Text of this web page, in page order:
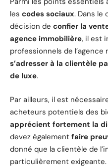
les codes sociaux. Dans le
décision de confier la
agence immobilière, il est
professionnels de l’agence
s’adresser à la clientèle
de luxe.
Par ailleurs, il est
acheteurs potentiels des
apprécient fortement la
devez également faire
donné que la clientèle de
particulièrement